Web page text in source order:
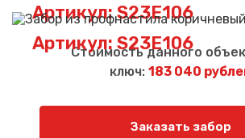
Артикул: S23E106
Артикул: S23E106
Стоимость данного
ключ: 183 040
Заказать забор